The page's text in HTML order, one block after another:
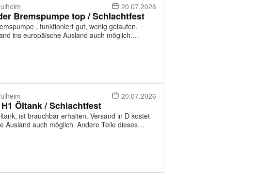
20.07.2026
Bremspumpe top / Schlachtfest
, funktioniert gut, wenig gelaufen.
ins europäische Ausland auch möglich.
bitte anfragen! Bezahlung kann per PayPal
plus ...
20.07.2026
Öltank / Schlachtfest
ist brauchbar erhalten. Versand in D kostet
Ausland auch möglich. Andere Teile dieses
kann per PayPal an Freunde, oder per